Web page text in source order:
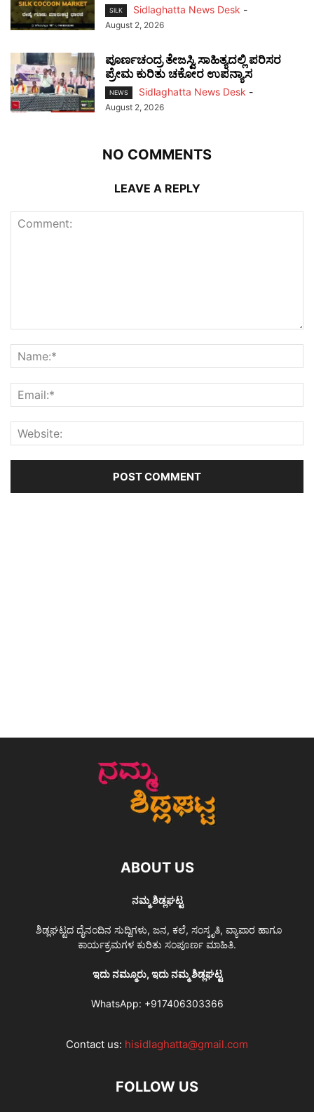
SILK Sidlaghatta News Desk -
August 2, 2026
ಪೂರ್ಣಚಂದ್ರ ತೇಜಸ್ವಿ ಸಾಹಿತ್ಯದಲ್ಲಿ ಪರಿಸರ
ಪ್ರೇಮ ಕುರಿತು ಚಕೋರ ಉಪನ್ಯಾಸ
NEWS Sidlaghatta News Desk -
August 2, 2026
NO COMMENTS
LEAVE A REPLY
ABOUT US
ನಮ್ಮ ಶಿಡ್ಲಘಟ್ಟ
ಶಿಡ್ಲಘಟ್ಟದ ದೈನಂದಿನ ಸುದ್ದಿಗಳು, ಜನ, ಕಲೆ, ಸಂಸ್ಕೃತಿ, ವ್ಯಾಪಾರ ಹಾಗೂ
ಕಾರ್ಯಕ್ರಮಗಳ ಕುರಿತು ಸಂಪೂರ್ಣ ಮಾಹಿತಿ.
ಇದು ನಮ್ಮೂರು, ಇದು ನಮ್ಮ ಶಿಡ್ಲಘಟ್ಟ
WhatsApp: +917406303366
Contact us: hisidlaghatta@gmail.com
FOLLOW US